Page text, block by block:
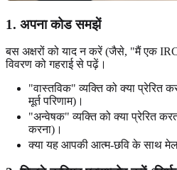
1. अपना कोड समझें
बस अक्षरों को याद न करें (जैसे, "मैं एक
विवरण को गहराई से पढ़ें।
"वास्तविक" व्यक्ति को क्या प्रेरित
मूर्त परिणाम)।
"अन्वेषक" व्यक्ति को क्या प्रेरित
करना)।
क्या यह आपकी आत्म-छवि के साथ मेल